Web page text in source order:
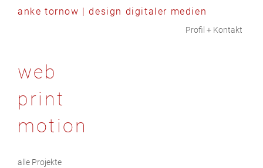
anke tornow | design digitaler medien
Profil + Kontakt
web
print
motion
alle Projekte